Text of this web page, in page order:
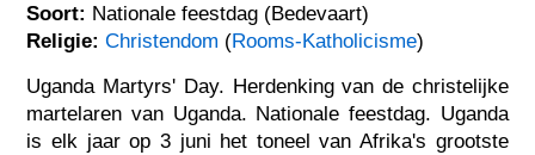
Soort: Nationale feestdag (Bedevaart)
Religie: Christendom (Rooms-Katholicisme)
Uganda Martyrs' Day. Herdenking van de christelijke
martelaren van Uganda. Nationale feestdag. Uganda
is elk jaar op 3 juni het toneel van Afrika's grootste